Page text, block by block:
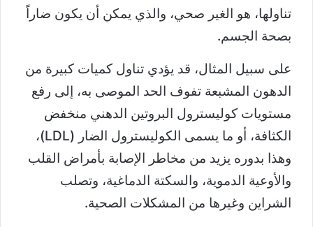
تناولها، هو الغير صحي، والذي يمكن أن يكون ضاراً
بصحة الجسم.
على سبيل المثال، قد يؤدي تناول كميات كبيرة من
الدهون المشبعة تفوف الحد الموصى به، إلى رفع
مستويات كوليسترول البروتين الدهني منخفض
الكثافة، أو ما يسمى الكوليسترول الضار (LDL)،
وهذا بدوره يزيد من مخاطر الإصابة بأمراض القلب
والأوعية الدموية، والسكتة الدماغية، وتصلب
الشراين وغيرها من المشكلات الصحية.